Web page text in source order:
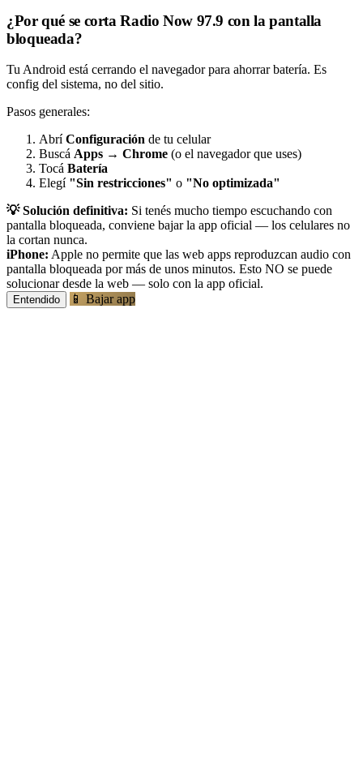
¿Por qué se corta Radio Now 97.9 con la pantalla
bloqueada?
Tu Android está cerrando el navegador para ahorrar batería. Es
config del sistema, no del sitio.
Pasos generales:
AbríConfiguración de tu celular
Buscá Apps → Chrome (o el navegador que uses)
Tocá Batería
Elegí "Sin restricciones" o "No optimizada"
💡 Solución definitiva: Si tenés mucho tiempo escuchando con
pantalla bloqueada, conviene bajar la app oficial — los celulares no
la cortan nunca.
iPhone: Apple no permite que las web apps reproduzcan audio con
pantalla bloqueada por más de unos minutos. Esto NO se puede
solucionar desde la web — solo con la app oficial.
Entendido 📱 Bajar app